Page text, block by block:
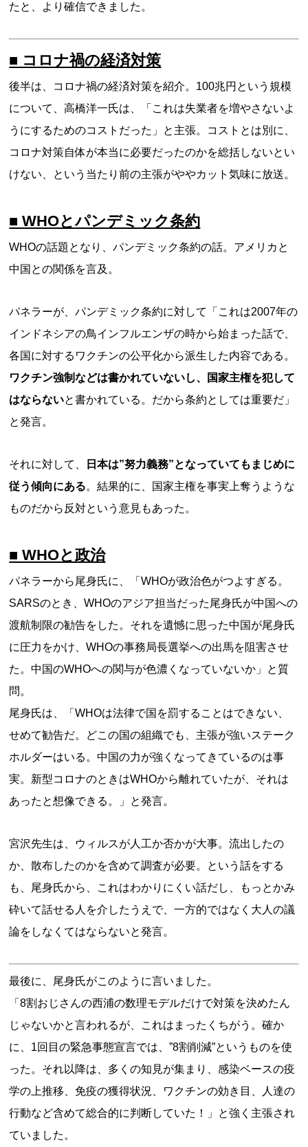
たと、より確信できました。
■ コロナ禍の経済対策
後半は、コロナ禍の経済対策を紹介。100兆円という規模
について、高橋洋一氏は、「これは失業者を増やさないよ
うにするためのコストだった」と主張。コストとは別に、
コロナ対策自体が本当に必要だったのかを総括しないとい
けない、という当たり前の主張がややカット気味に放送。
■ WHOとパンデミック条約
WHOの話題となり、パンデミック条約の話。アメリカと
中国との関係を言及。
パネラーが、パンデミック条約に対して「これは2007年の
インドネシアの鳥インフルエンザの時から始まった話で、
各国に対するワクチンの公平化から派生した内容である。
ワクチン強制などは書かれていないし、国家主権を犯して
はならないと書かれている。だから条約としては重要だ」
と発言。
それに対して、
日本は”努力義務”となっていてもまじめに
従う傾向にある。結果的に、国家主権を事実上奪うような
ものだから反対という意見もあった。
■ WHOと政治
パネラーから尾身氏に、「WHOが政治色がつよすぎる。
SARSのとき、WHOのアジア担当だった尾身氏が中国への
渡航制限の勧告をした。それを遺憾に思った中国が尾身氏
に圧力をかけ、WHOの事務局長選挙への出馬を阻害させ
た。中国のWHOへの関与が色濃くなっていないか」と質
問。
尾身氏は、「WHOは法律で国を罰することはできない、
せめて勧告だ。どこの国の組織でも、主張が強いステーク
ホルダーはいる。中国の力が強くなってきているのは事
実。新型コロナのときはWHOから離れていたが、それは
あったと想像できる。」と発言。
宮沢先生は、ウィルスが人工か否かが大事。流出したの
か、散布したのかを含めて調査が必要。という話をする
も、尾身氏から、これはわかりにくい話だし、もっとかみ
砕いて話せる人を介したうえで、一方的ではなく大人の議
論をしなくてはならないと発言。
最後に、尾身氏がこのように言いました。
「8割おじさんの西浦の数理モデルだけで対策を決めたん
じゃないかと言われるが、これはまったくちがう。確か
に、1回目の緊急事態宣言では、”8割削減”というものを使
った。それ以降は、多くの知見が集まり、感染ベースの疫
学の上推移、免疫の獲得状況、ワクチンの効き目、人達の
行動など含めて総合的に判断していた！」と強く主張され
ていました。